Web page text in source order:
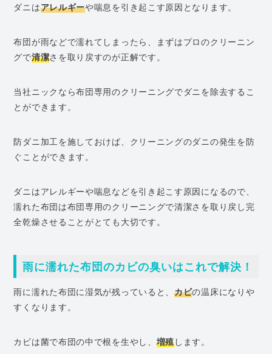
ダニはアレルギーや喘息を引き起こす原因となります。
布団が雨などで濡れてしまったら、まずはプロのクリーニン
グで清潔さを取り戻すのが正解です。
当社ニックなら布団専用のクリーニングでダニを除去するこ
とができます。
防ダニ加工を施しておけば、クリーニングのダニの発生を防
ぐことができます。
ダニはアレルギーや喘息などを引き起こす原因になるので、
濡れた布団は布団専用のクリーニングで清潔さを取り戻し完
全乾燥させることがとても大切です。
雨に濡れた布団のカビの臭いはこれで解決！
雨に濡れた布団に湿気が残っていると、カビの温床になりや
すくなります。
カビは菌で布団の中で根を生やし、 増殖します。